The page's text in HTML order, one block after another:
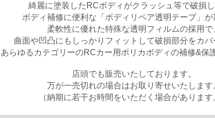
綺麗に塗装したRCボディがクラッシュ等で破損
ボディ補修に便利な「ボディリペア透明テープ」が
柔軟性に優れた特殊な透明フィルムの採用で
曲面や凹凸にもしっかりフィットして破損部分をカバ
あらゆるカテゴリーのRCカー用ポリカボディの補修&保
店頭でも販売いたしております。
万が一売切れの場合はお取り寄せいたします
（納期に若干お時間をいただく場合があります